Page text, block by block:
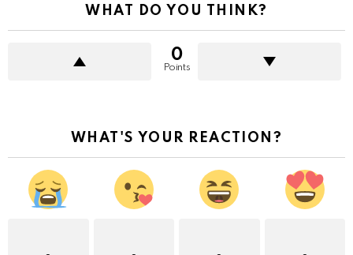
WHAT DO YOU THINK?
0
Points
WHAT'S YOUR REACTION?